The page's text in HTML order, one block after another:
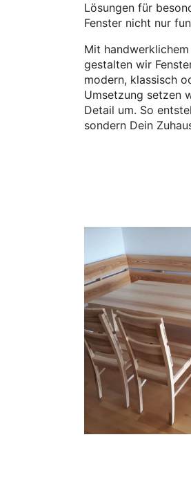
Lösungen für
Fenster nicht nur
Mit
gestalten wir
modern, klassisch
Umsetzung setzen
Detail um. So
sondern Dein